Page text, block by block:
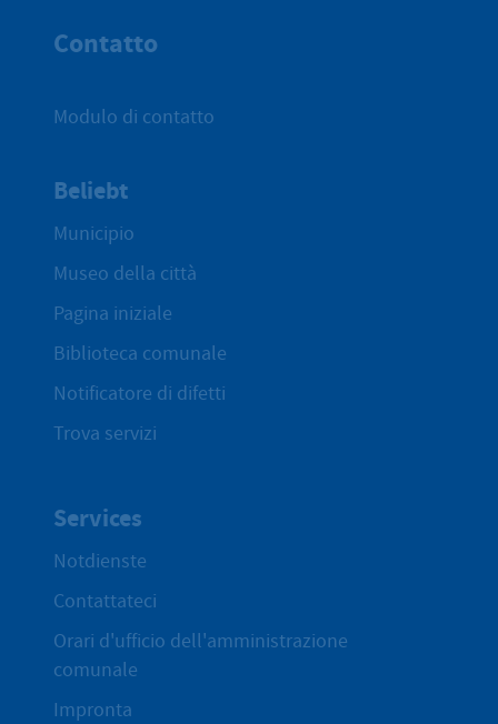
Contatto
Modulo di contatto
Beliebt
Municipio
Museo della città
Pagina iniziale
Biblioteca comunale
Notificatore di difetti
Trova servizi
Services
Notdienste
Contattateci
Orari d'ufficio dell'amministrazione
comunale
Impronta